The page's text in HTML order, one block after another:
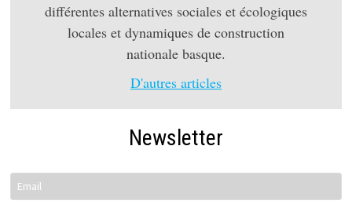
différentes alternatives sociales et écologiques
locales et dynamiques de construction
nationale basque.
D'autres articles
Newsletter